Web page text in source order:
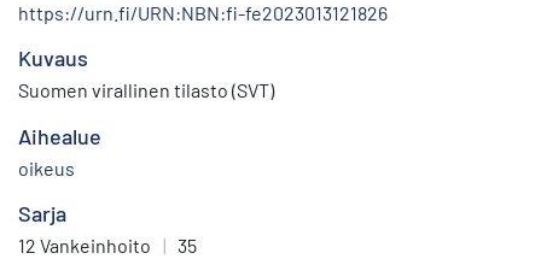
https://urn.fi/URN:NBN:fi-fe2023013121826
Kuvaus
Suomen virallinen tilasto (SVT)
Aihealue
oikeus
Sarja
12 Vankeinhoito | 35